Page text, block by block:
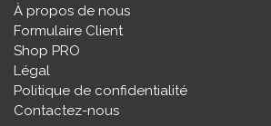
À propos de nous
Formulaire Client
Shop PRO
Légal
Politique de confidentialité
Contactez-nous